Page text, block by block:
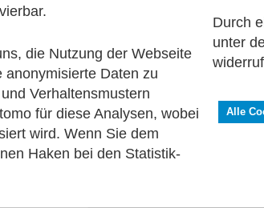
SERVICE
Kontakt
Impressum
Datenschutzhinweise
die Nutzung der Webseite
Daten zu
Verhaltensmustern
für diese Analysen, wobei
wird. Wenn Sie dem
Haken bei den Statistik-
Durch
unter
Alle